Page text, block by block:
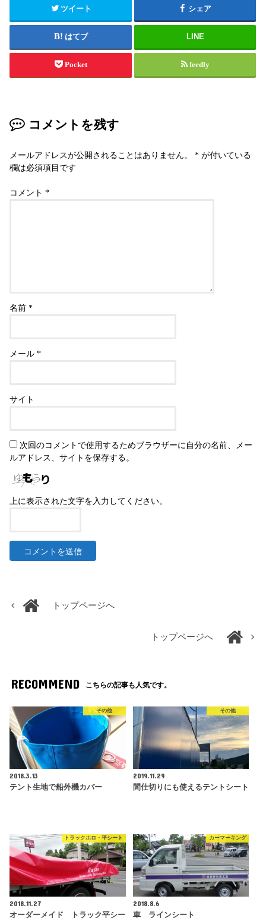
ツイート シェア
はてブ LINE
Pocket feedly
コメントを残す
メールアドレスが公開されることはありません。 * が付いている
欄は必須項目です
コメント*
名前*
メール*
サイト
次回のコメントで使用するためブラウザーに自分の名前、メー
ルアドレス、サイトを保存する。
上に表示された文字を入力してください。
トップページへ
トップページへ
RECOMMEND こちらの記事も人気です。
その他
2018.3.13
テント生地で船外機カバー
その他
2019.11.29
間仕切りにも使えるテントシート
トラックホロ・平シート
2018.11.27
オーダーメイド トラック平シー
カーマーキング
2018.8.6
車 ラインシート